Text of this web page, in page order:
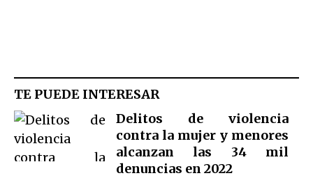
TE PUEDE INTERESAR
Delitos de violencia
contra la mujer y menores
alcanzan las 34 mil
denuncias en 2022